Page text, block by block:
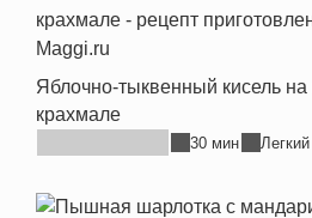
Яблочно-тыквенный кисель
крахмале
30 мин Легкий